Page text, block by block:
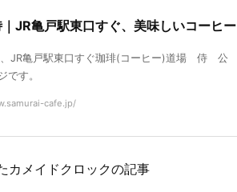
JR亀戸駅東口すぐ、美味しいコーヒー
JR亀戸駅東口すぐ珈琲(コーヒー)道場 侍 公
です。
cafe.jp/
カメイドクロックの記事